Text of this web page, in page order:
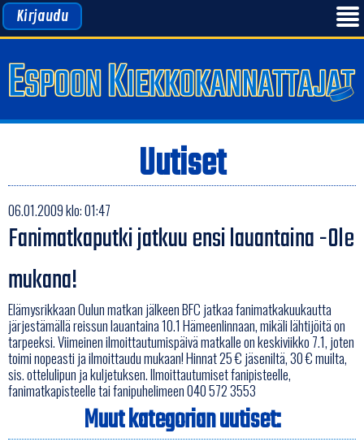
Kirjaudu
Uutiset
06.01.2009 klo: 01:47
Fanimatkaputki jatkuu ensi lauantaina -Ole
mukana!
Elämysrikkaan Oulun matkan jälkeen BFC jatkaa fanimatkakuukautta
järjestämällä reissun lauantaina 10.1 Hämeenlinnaan, mikäli lähtijöitä on
tarpeeksi. Viimeinen ilmoittautumispäivä matkalle on keskiviikko 7.1, joten
toimi nopeasti ja ilmoittaudu mukaan! Hinnat 25 € jäseniltä, 30 € muilta,
sis. ottelulipun ja kuljetuksen. Ilmoittautumiset fanipisteelle,
fanimatkapisteelle tai fanipuhelimeen 040 572 3553
Muut kategorian uutiset: